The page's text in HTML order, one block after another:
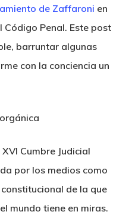
de Zaffaroni en
Código Penal. Este post
barruntar algunas
con la conciencia un
Cumbre Judicial
por los medios como
de la que
mundo tiene en miras.